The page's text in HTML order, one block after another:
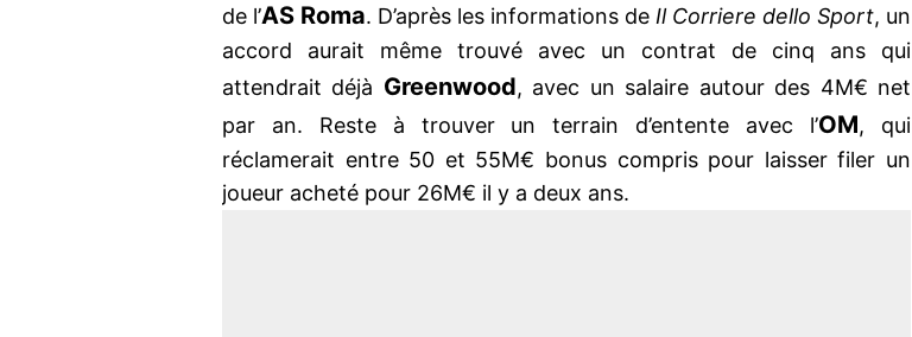
de l’AS Roma. D’après les informations de Il Corriere dello Sport, un
accord aurait même trouvé avec un contrat de cinq ans qui
attendrait déjà Greenwood, avec un salaire autour des 4M€ net
par an. Reste à trouver un terrain d’entente avec l’OM, qui
réclamerait entre 50 et 55M€ bonus compris pour laisser filer un
joueur acheté pour 26M€ il y a deux ans.